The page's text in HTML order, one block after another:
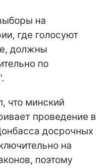
на
где голосуют
должны
по
что минский
проведение в
досрочных
на
поэтому